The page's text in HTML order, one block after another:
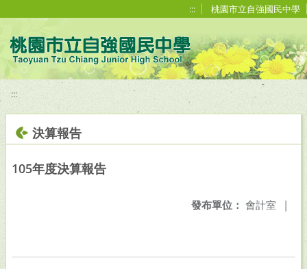
::: 桃園市立自強國民中學
:::
決算報告
105年度決算報告
發布單位： 會計室 |